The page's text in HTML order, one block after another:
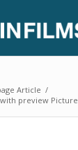
Article /
preview Picture